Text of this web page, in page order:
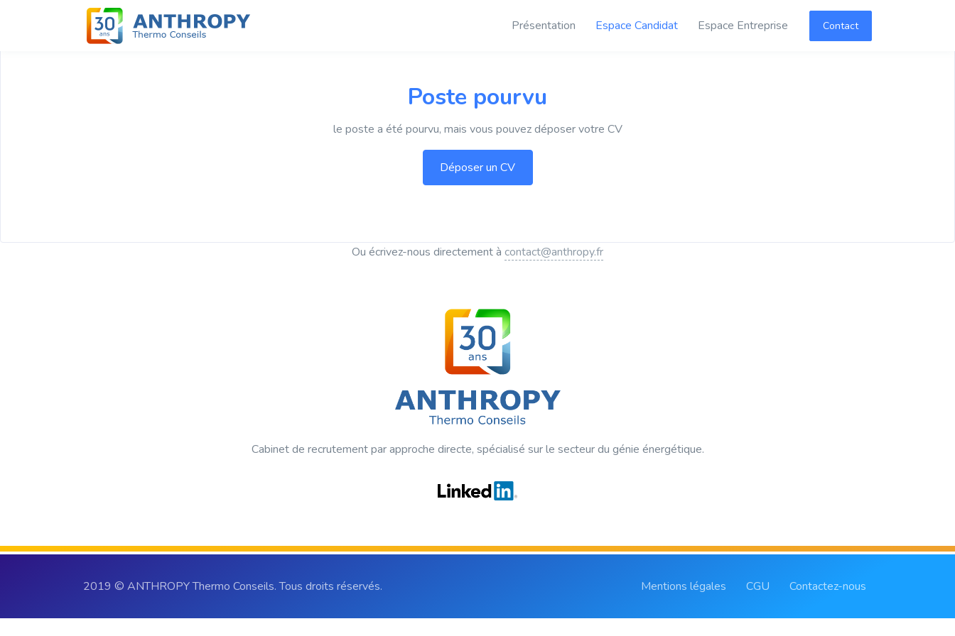
Présentation Espace Candidat Espace Entreprise Contact
Poste pourvu
le poste a été pourvu, mais vous pouvez déposer votre CV
Ou écrivez-nous directement à contact@anthropy.fr
Cabinet de recrutement par approche directe, spécialisé sur le secteur du génie énergétique.
2019 © ANTHROPY Thermo Conseils. Tous droits réservés. Mentions légales CGU Contactez-nous